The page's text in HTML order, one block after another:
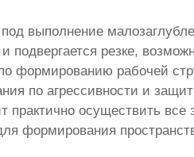
выполнение
подвергается резке,
формированию рабочей
по агрессивности и
практично осуществить все
формирования